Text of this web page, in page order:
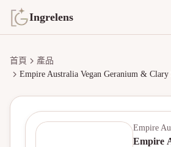
Ingrelens
首頁
產品
Empire Australia Vegan Geranium &
Empire
Empire